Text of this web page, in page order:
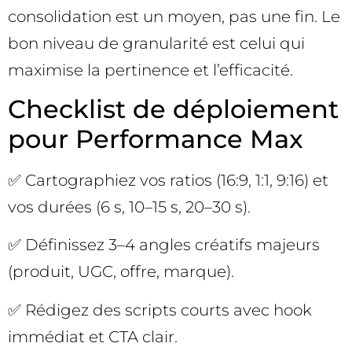
consolidation est un moyen, pas une fin. Le
bon niveau de granularité est celui qui
maximise la pertinence et l’efficacité.
Checklist de déploiement
pour Performance Max
✅ Cartographiez vos ratios (16:9, 1:1, 9:16) et
vos durées (6 s, 10–15 s, 20–30 s).
✅ Définissez 3–4 angles créatifs majeurs
(produit, UGC, offre, marque).
✅ Rédigez des scripts courts avec hook
immédiat et CTA clair.